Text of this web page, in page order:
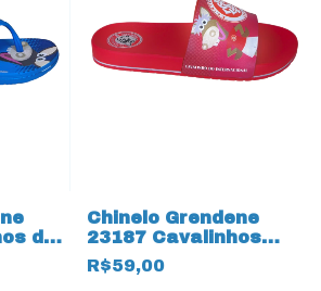
do
Chinelo Grendene
23187 Cavalinhos
Fantástico 17516
Internacional
R$59,00